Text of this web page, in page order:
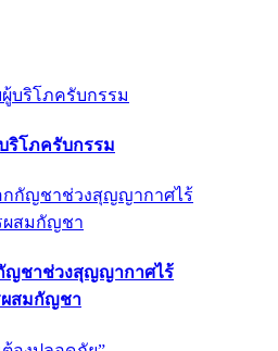
ริโภครับกรรม
กัญชาช่วงสุญญากาศไร้
ผสมกัญชา